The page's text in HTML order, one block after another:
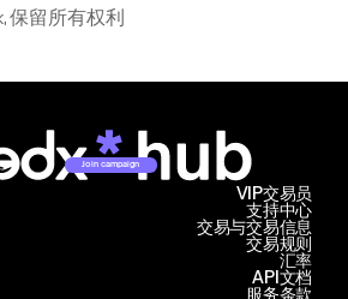
留所有权利
Join campaign
支持中心
交易与交易信息
VIP交易员
交易规则
汇率
API文档
服务条款